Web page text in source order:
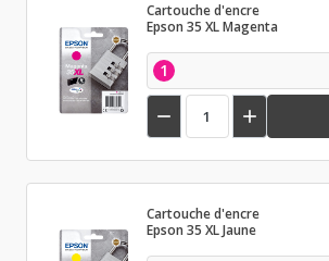
Cartouche d'encre
Epson 35 XL Magenta
1
 
Cartouche d'encre
Epson 35 XL Jaune